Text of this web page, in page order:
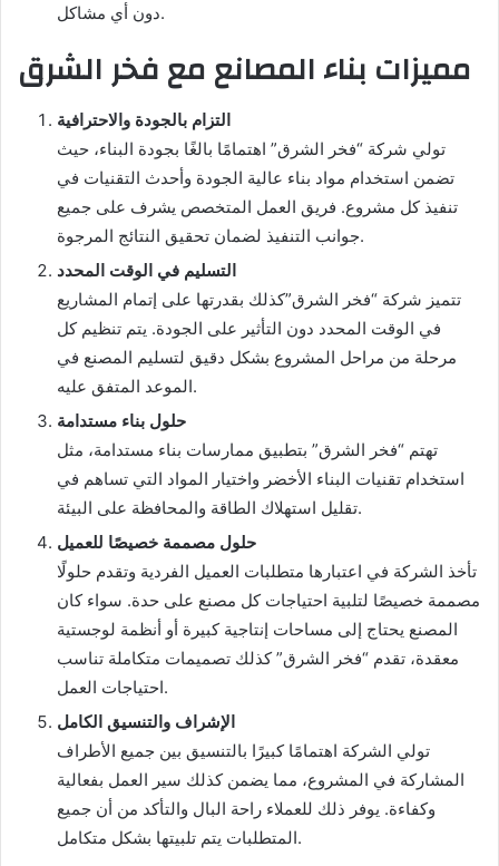
دون أي مشاكل.
مميزات بناء المصانع مع فخر الشرق
التزام بالجودة والاحترافية
تولي شركة “فخر الشرق” اهتمامًا بالغًا بجودة البناء، حيث
تضمن استخدام مواد بناء عالية الجودة وأحدث التقنيات في
تنفيذ كل مشروع. فريق العمل المتخصص يشرف على جميع
جوانب التنفيذ لضمان تحقيق النتائج المرجوة.
التسليم في الوقت المحدد
تتميز شركة “فخر الشرق”كذلك بقدرتها على إتمام المشاريع
في الوقت المحدد دون التأثير على الجودة. يتم تنظيم كل
مرحلة من مراحل المشروع بشكل دقيق لتسليم المصنع في
الموعد المتفق عليه.
حلول بناء مستدامة
تهتم “فخر الشرق” بتطبيق ممارسات بناء مستدامة، مثل
استخدام تقنيات البناء الأخضر واختيار المواد التي تساهم في
تقليل استهلاك الطاقة والمحافظة على البيئة.
حلول مصممة خصيصًا للعميل
تأخذ الشركة في اعتبارها متطلبات العميل الفردية وتقدم حلولًا
مصممة خصيصًا لتلبية احتياجات كل مصنع على حدة. سواء كان
المصنع يحتاج إلى مساحات إنتاجية كبيرة أو أنظمة لوجستية
معقدة، تقدم “فخر الشرق” كذلك تصميمات متكاملة تناسب
احتياجات العمل.
الإشراف والتنسيق الكامل
تولي الشركة اهتمامًا كبيرًا بالتنسيق بين جميع الأطراف
المشاركة في المشروع، مما يضمن كذلك سير العمل بفعالية
وكفاءة. يوفر ذلك للعملاء راحة البال والتأكد من أن جميع
المتطلبات يتم تلبيتها بشكل متكامل.